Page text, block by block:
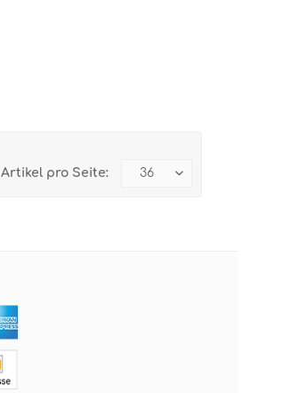
Artikel pro Seite: